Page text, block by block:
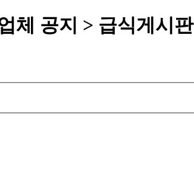
체 공지 > 급식게시판